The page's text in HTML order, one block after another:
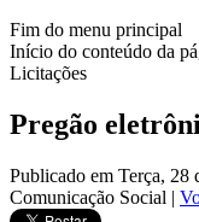
Fim do menu principal
Início do conteúdo da
Licitações
Pregão
Publicado em Terça, 28
Comunicação Social |